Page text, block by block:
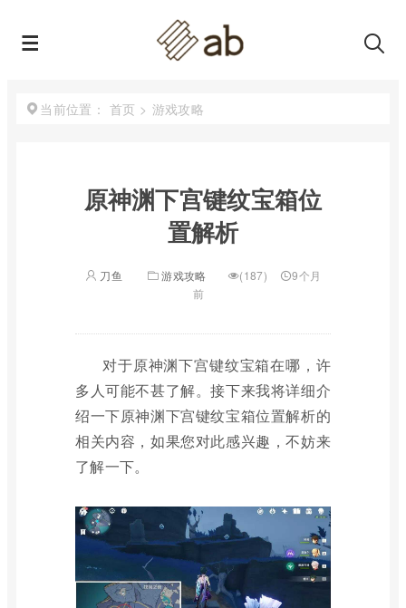
当前位置： 首页 > 游戏攻略
原神渊下宫键纹宝箱位
置解析
刀鱼 游戏攻略 (187)
9个月
前
对于原神渊下宫键纹宝箱在哪，许
多人可能不甚了解。接下来我将详细介
绍一下原神渊下宫键纹宝箱位置解析的
相关内容，如果您对此感兴趣，不妨来
了解一下。